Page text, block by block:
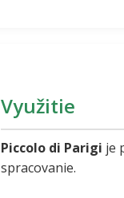
Využitie
Piccolo di Parigi je
spracovanie.